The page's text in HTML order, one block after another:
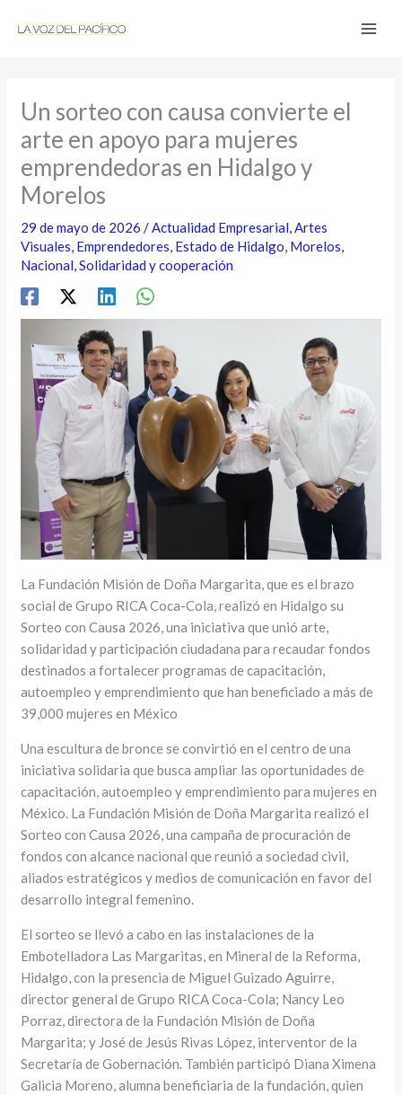
Un sorteo con causa convierte el
arte en apoyo para mujeres
emprendedoras en Hidalgo y
Morelos
29 de mayo de 2026/Actualidad Empresarial,Artes
Visuales, Emprendedores, Estado de Hidalgo, Morelos,
Nacional,Solidaridad y cooperación
La Fundación Misión de Doña Margarita, que es el brazo
social de Grupo RICA Coca-Cola, realizó en Hidalgo su
Sorteo con Causa 2026, una iniciativa que unió arte,
solidaridad y participación ciudadana para recaudar fondos
destinados a fortalecer programas de capacitación,
autoempleo y emprendimiento que han beneficiado a más de
39,000 mujeres en México
Una escultura de bronce se convirtió en el centro de una
iniciativa solidaria que busca ampliar las oportunidades de
capacitación, autoempleo y emprendimiento para mujeres en
México. La Fundación Misión de Doña Margarita realizó el
Sorteo con Causa 2026, una campaña de procuración de
fondos con alcance nacional que reunió a sociedad civil,
aliados estratégicos y medios de comunicación en favor del
desarrollo integral femenino.
El sorteo se llevó a cabo en las instalaciones de la
Embotelladora Las Margaritas, en Mineral de la Reforma,
Hidalgo, con la presencia de Miguel Guizado Aguirre,
director general de Grupo RICA Coca-Cola; Nancy Leo
Porraz, directora de la Fundación Misión de Doña
Margarita; y José de Jesús Rivas López, interventor de la
Secretaría de Gobernación. También participó Diana Ximena
Galicia Moreno, alumna beneficiaria de la fundación, quien